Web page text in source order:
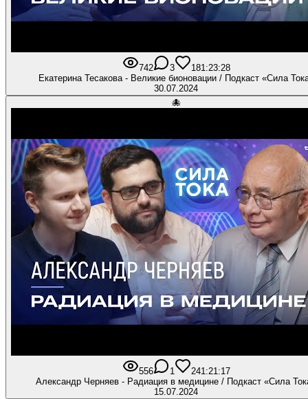
742 3 181:23:28
Екатерина Тесакова - Великие бионовации / Подкаст «Сила
30.07.2024
🐙
556 1 241:21:17
Александр Черняев - Радиация в медицине / Подкаст «Сила
15.07.2024